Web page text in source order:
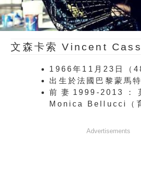
文森卡索 Vincent
1966年11月23日（
出生於法國巴黎蒙馬特
前妻1999-2013：
Monica Bellucci（
Advertisements